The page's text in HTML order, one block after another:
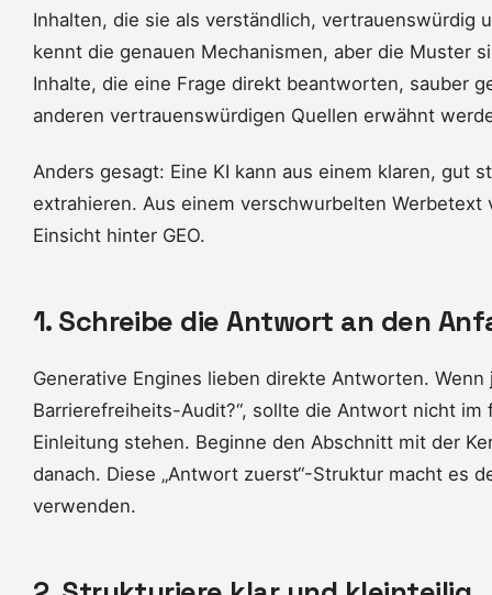
Inhalten, die sie als verständlich, vertrauenswürdig
kennt die genauen Mechanismen, aber die Muster
Inhalte, die eine Frage direkt beantworten, sauber
anderen vertrauenswürdigen Quellen erwähnt
Anders gesagt: Eine KI kann aus einem klaren, gut
extrahieren. Aus einem verschwurbelten
Einsicht hinter GEO.
1. Schreibe die Antwort an den
Generative Engines lieben direkte Antworten. Wenn
Barrierefreiheits-Audit?“, sollte die Antwort nicht
Einleitung stehen. Beginne den Abschnitt mit der
danach. Diese „Antwort zuerst“-Struktur macht es
verwenden.